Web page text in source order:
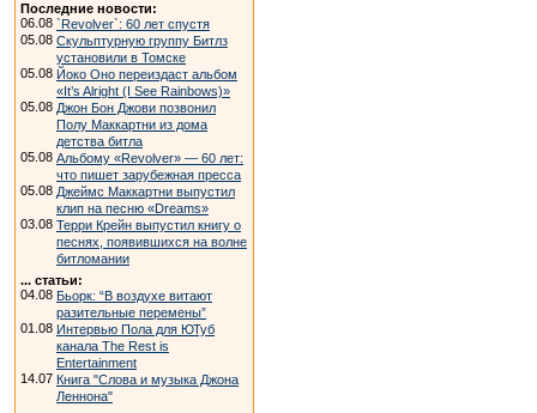
Последние новости:
06.08 `Revolver`: 60 лет спустя
05.08 Скульптурную группу Битлз
установили в Томске
05.08 Йоко Оно переиздаст альбом
«It’s Alright (I See Rainbows)»
05.08 Джон Бон Джови позвонил
Полу Маккартни из дома
детства битла
05.08 Альбому «Revolver» — 60 лет:
что пишет зарубежная пресса
05.08 Джеймс Маккартни выпустил
клип на песню «Dreams»
03.08 Терри Крейн выпустил книгу о
песнях, появившихся на волне
битломании
... статьи:
04.08 Бьорк: “В воздухе витают
разительные перемены”
01.08 Интервью Пола для ЮТуб
канала The Rest is
Entertainment
14.07 Книга "Слова и музыка Джона
Леннона"